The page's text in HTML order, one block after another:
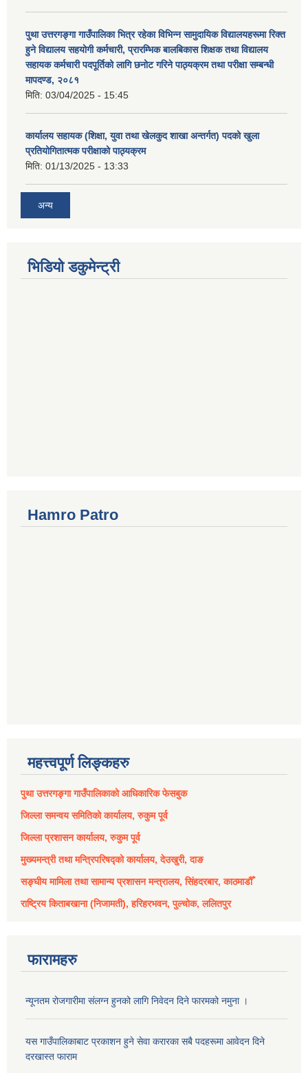
पुथा उत्तरगङ्गा गाउँपालिका भित्र रहेका विभिन्न सामुदायिक विद्यालयहरूमा रिक्त
हुने विद्यालय सहयोगी कर्मचारी, प्रारम्भिक बालबिकास शिक्षक तथा विद्यालय
सहायक कर्मचारी पदपूर्तिको लागि छनोट गरिने पाठ्यक्रम तथा परीक्षा सम्बन्धी
मापदण्ड, २०८१
मिति: 03/04/2025 - 15:45
कार्यालय सहायक (शिक्षा, युवा तथा खेलकुद शाखा अन्तर्गत) पदको खुला
प्रतियोगितात्मक परीक्षाको पाठ्यक्रम
मिति: 01/13/2025 - 13:33
अन्य
भिडियो डकुमेन्ट्री
Hamro Patro
महत्त्वपूर्ण लिङ्कहरु
पुथा उत्तरगङ्गा गाउँपालिकाको आधिकारिक फेसबुक
जिल्ला समन्वय समितिको कार्यालय, रुकुम पूर्व
जिल्ला प्रशासन कार्यालय, रुकुम पूर्व
मुख्यमन्त्री तथा मन्त्रिपरिषद्को कार्यालय, देउखुरी, दाङ
सङ्घीय मामिला तथा सामान्य प्रशासन मन्त्रालय, सिंहदरबार, काठमाडौँ
राष्ट्रिय किताबखाना (निजामती), हरिहरभवन, पुल्चोक, ललितपुर
फारामहरु
न्यूनतम रोजगारीमा संलग्न हुनको लागि निवेदन दिने फारमको नमुना ।
यस गाउँपालिकाबाट प्रकाशन हुने सेवा करारका सबै पदहरूमा आवेदन दिने
दरखास्त फाराम